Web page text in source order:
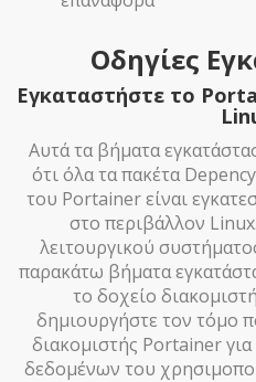
Οδηγίες
Εγκαταστήστε το
Αυτά τα βήματα
ότι όλα τα πακέτα
του Portainer είναι
στο περιβάλλον
λειτουργικού
παρακάτω βήματα
το δοχείο
δημιουργήστε τον τόμο
διακομιστής Portainer
δεδομένων του